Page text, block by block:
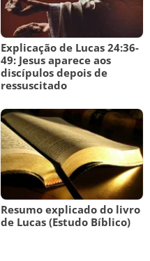
Explicação de Lucas 24:36-
49: Jesus aparece aos
discípulos depois de
ressuscitado
Resumo explicado do livro
de Lucas (Estudo Bíblico)